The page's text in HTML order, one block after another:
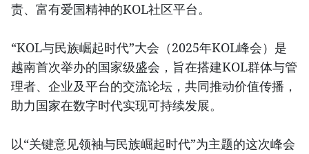
责、富有爱国精神的KOL社区平台。
“KOL与民族崛起时代”大会（2025年KOL峰会）是
越南首次举办的国家级盛会，旨在搭建KOL群体与管
理者、企业及平台的交流论坛，共同推动价值传播，
助力国家在数字时代实现可持续发展。
以“关键意见领袖与民族崛起时代”为主题的这次峰会